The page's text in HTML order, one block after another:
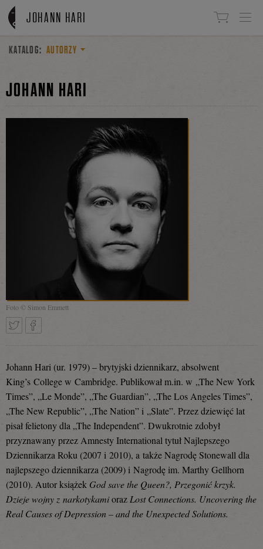
Linki do przejścia
JOHANN HARI
KATALOG: AUTORZY
JOHANN HARI
Foto © Simon Emmett
się
na
Facebooku
Johann Hari (ur. 1979) – brytyjski dziennikarz, absolwent
King’s College w Cambridge. Publikował m.in. w „The New York
Times”, „Le Monde”, „The Guardian”, „The Los Angeles Times”,
„The New Republic”, „The Nation” i „Slate”. Przez dziewięć lat
pisał felietony dla „The Independent”. Dwukrotnie zdobył
przyznawany przez Amnesty International tytuł Najlepszego
Dziennikarza Roku (2007 i 2010), a także Nagrodę Stonewall dla
najlepszego dziennikarza (2009) i Nagrodę im. Marthy Gellhorn
(2010). Autor książek God save the Queen?, Przegonić krzyk.
Dzieje wojny z narkotykamioraz Lost Connections. Uncovering the
Real Causes of Depression – and the Unexpected Solutions.